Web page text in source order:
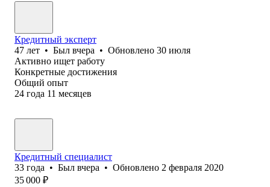
Кредитный эксперт
47 лет • Был вчера • Обновлено 30 июля
Активно ищет работу
Конкретные достижения
Общий опыт
24 года 11 месяцев
Кредитный специалист
33 года • Был вчера • Обновлено 2 февраля 2020
35 000 ₽